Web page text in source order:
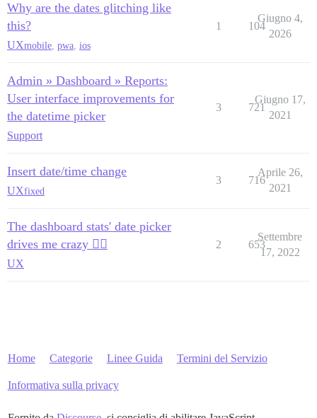
Why are the dates glitching like
this?
UXmobile pwa ios
1 104
Giugno 4,
2026
Admin » Dashboard » Reports:
User interface improvements for
the datetime picker
Support
3 721
Giugno 17,
2021
Insert date/time change
UXfixed
3 716
Aprile 26,
2021
The dashboard stats' date picker
drives me crazy 😵‍💫
UX
2 653
Settembre
17, 2022
Home Categorie Linee Guida Termini del Servizio
Informativa sulla privacy